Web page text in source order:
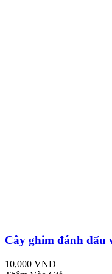
Cây ghim đánh dấu
10,000 VND